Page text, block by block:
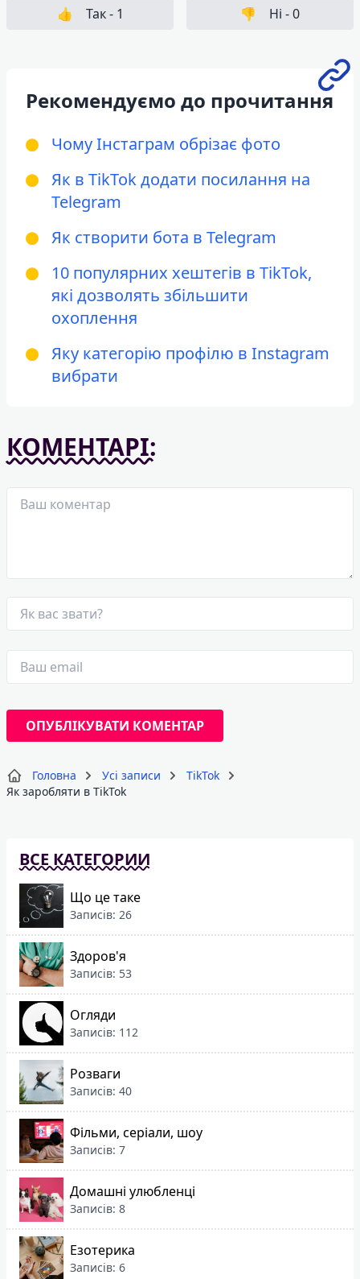
👍 Так - 1 👎 Ні -0
Рекомендуємо до прочитання
Чому Інстаграм обрізає фото
Як в TikTok додати посилання на
Telegram
Як створити бота в Telegram
10 популярних хештегів в TikTok,
які дозволять збільшити
охоплення
Яку категорію профілю в Instagram
вибрати
КОМЕНТАРІ:
Головна Усі записи
TikTok
Як заробляти в TikTok
ВСЕ КАТЕГОРИИ
Що це таке
Записів: 26
Здоров'я
Записів: 53
Огляди
Записів: 112
Розваги
Записів: 40
Фільми, серіали, шоу
Записів: 7
Домашні улюбленці
Записів: 8
Езотерика
Записів: 6